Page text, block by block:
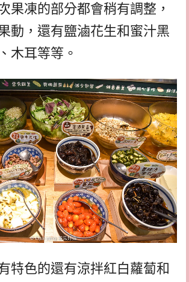
果凍的部分都會稍有調整，
動，還有鹽滷花生和蜜汁黑
木耳等等。
特色的還有涼拌紅白蘿蔔和